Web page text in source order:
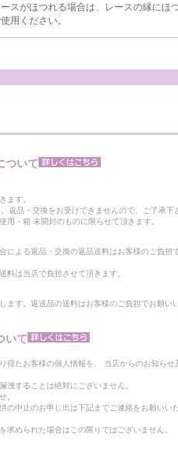
ースがほつれる場合は、レースの縁にほ
用ください。
ついて
ます。
返品・交換をお受けできませんので、ご了承下
・箱 未開封のものに限らせて頂きます。
による返品・交換の返品送料はお客様のご負担
料は当店で負担させて頂きます。
ます。返送品の送料はお客様のご負担でお願い
いて
得たお客様の個人情報を、 当店からのお知らせ
洩することは絶対にございません。
。
の中止のお申し出は下記までご連絡をお願いい
求められた場合はこの限りではございません。